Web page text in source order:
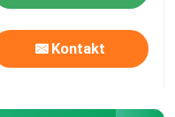
Kontakt